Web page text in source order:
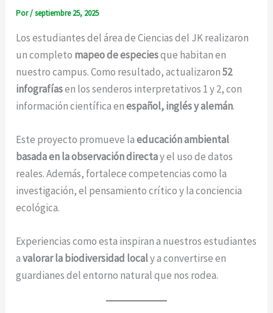
Por/septiembre 25, 2025
Los estudiantes del área de Ciencias del JK realizaron
un completo mapeo de especiesque habitan en
nuestro campus. Como resultado, actualizaron52
infografíasen los senderos interpretativos 1 y 2, con
información científica enespañol, inglés y alemán.
Este proyecto promueve laeducación ambiental
basada en la observación directay el uso de datos
reales. Además, fortalece competencias como la
investigación, el pensamiento crítico y la conciencia
ecológica.
Experiencias como esta inspiran a nuestros estudiantes
avalorar la biodiversidad localy a convertirse en
guardianes del entorno natural que nos rodea.